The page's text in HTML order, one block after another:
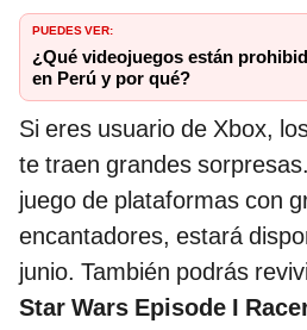
PUEDES VER:
¿Qué videojuegos están
en Perú y por qué?
Si eres usuario de Xbox,
te traen grandes sorpresas.
juego de plataformas con
encantadores, estará
junio. También podrás
Star Wars Episode I